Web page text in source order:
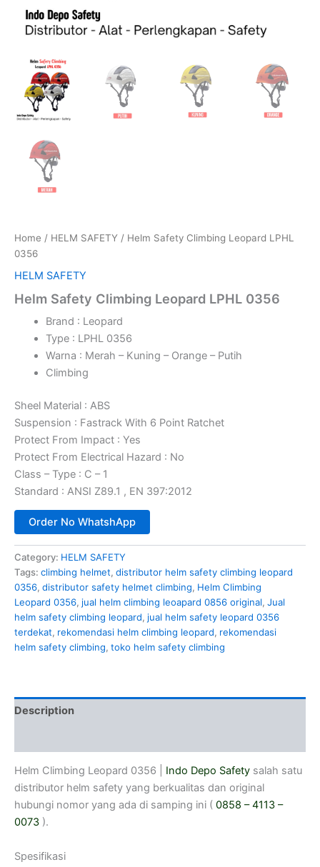
Home / HELM SAFETY / Helm Safety Climbing Leopard LPHL
0356
HELM SAFETY
Helm Safety Climbing Leopard LPHL 0356
Brand : Leopard
Type : LPHL 0356
Warna : Merah – Kuning – Orange – Putih
Climbing
Sheel Material : ABS
Suspension : Fastrack With 6 Point Ratchet
Protect From Impact : Yes
Protect From Electrical Hazard : No
Class – Type : C – 1
Standard : ANSI Z89.1 , EN 397:2012
Order No WhatshApp
Category: HELM SAFETY
Tags: climbing helmet, distributor helm safety climbing leopard
0356, distributor safety helmet climbing, Helm Climbing
Leopard 0356, jual helm climbing leoapard 0856 original, Jual
helm safety climbing leopard, jual helm safety leopard 0356
terdekat, rekomendasi helm climbing leopard, rekomendasi
helm safety climbing, toko helm safety climbing
Description
Helm Climbing Leopard 0356 | Indo Depo Safety salah satu
distributor helm safety yang berkualitas dan original
hubungi nomor yang ada di samping ini ( 0858 – 4113 –
0073 ).
Spesifikasi